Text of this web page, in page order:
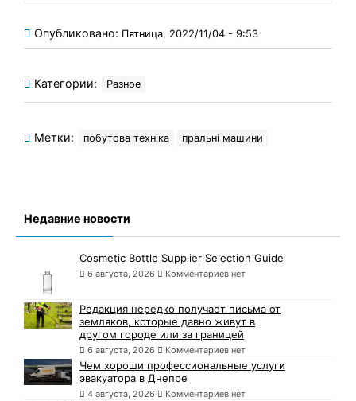
Опубликовано: Пятница, 2022/11/04 - 9:53
Категории: Разное
Метки: побутова техніка пральні машини
Недавние новости
Cosmetic Bottle Supplier Selection Guide
6 августа, 2026 Комментариев нет
Редакция нередко получает письма от
земляков, которые давно живут в
другом городе или за границей
6 августа, 2026 Комментариев нет
Чем хороши профессиональные услуги
эвакуатора в Днепре
4 августа, 2026 Комментариев нет